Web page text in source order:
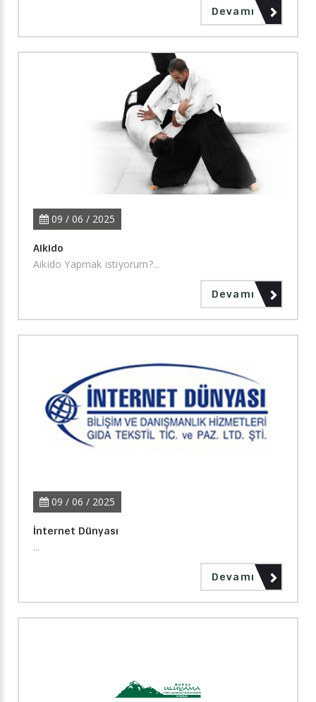
Devamı
09 / 06 / 2025
Aikido
Aikido Yapmak istiyorum?...
Devamı
09 / 06 / 2025
İnternet Dünyası
...
Devamı